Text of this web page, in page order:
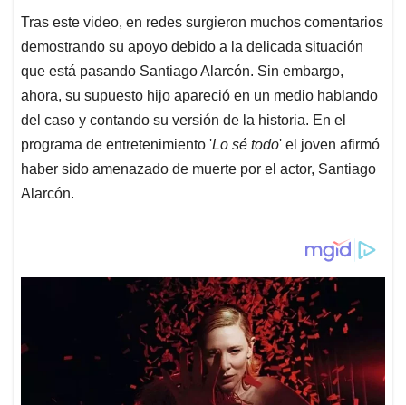
Tras este video, en redes surgieron muchos comentarios
demostrando su apoyo debido a la delicada situación
que está pasando Santiago Alarcón. Sin embargo,
ahora, su supuesto hijo apareció en un medio hablando
del caso y contando su versión de la historia. En el
programa de entretenimiento 'Lo sé todo' el joven afirmó
haber sido amenazado de muerte por el actor, Santiago
Alarcón.